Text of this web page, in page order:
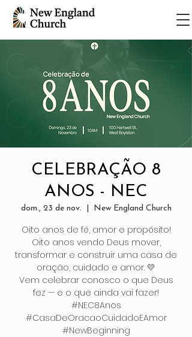
CELEBRAÇÃO 8
ANOS - NEC
dom., 23 de nov. New England Church
Oito anos de fé, amor e propósito!
Oito anos vendo Deus mover,
transformar e construir uma casa de
oração, cuidado e amor. 💛
Vem celebrar conosco o que Deus
fez — e o que ainda vai fazer!
#NEC8Anos
#CasaDeOracaoCuidadoEAmor
#NewBeginning